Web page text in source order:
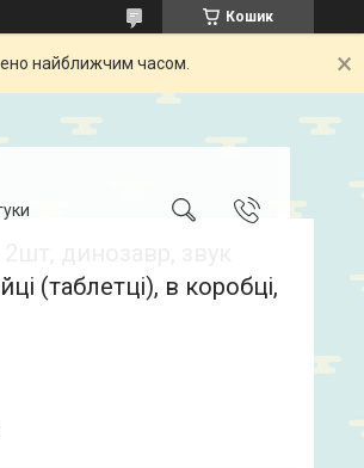
Кошик
найближчим часом.
(таблетці), в коробці,